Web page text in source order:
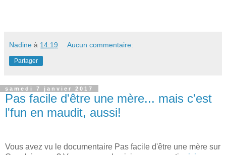
Nadine à 14:19 Aucun commentaire:
Partager
samedi 7 janvier 2017
Pas facile d'être une mère... mais c'est
l'fun en maudit, aussi!
Vous avez vu le documentaire Pas facile d'être une mère sur